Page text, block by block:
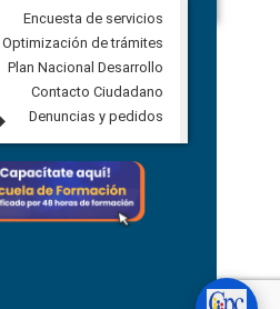
Veeduría Ciudadana para vigilar la
construcción del asfaltado de
Ballenita del cantón Santa Elena
7 agosto, 2026
Next
Encuesta de servicios
Optimización de trámites
Plan Nacional Desarrollo
Contacto Ciudadano
Denuncias y pedidos